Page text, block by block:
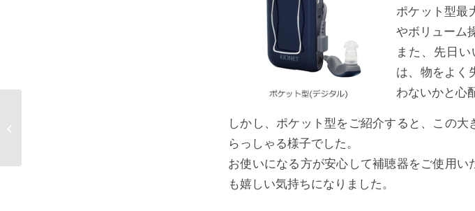
ポケット型最
やボリューム
また、先日
は、物をよく
わないかと心
しかし、ポケット型をご紹介すると、この
らっしゃる様子でした。
お使いになる方が安心して補聴器をご使用
も嬉しい気持ちになりました。